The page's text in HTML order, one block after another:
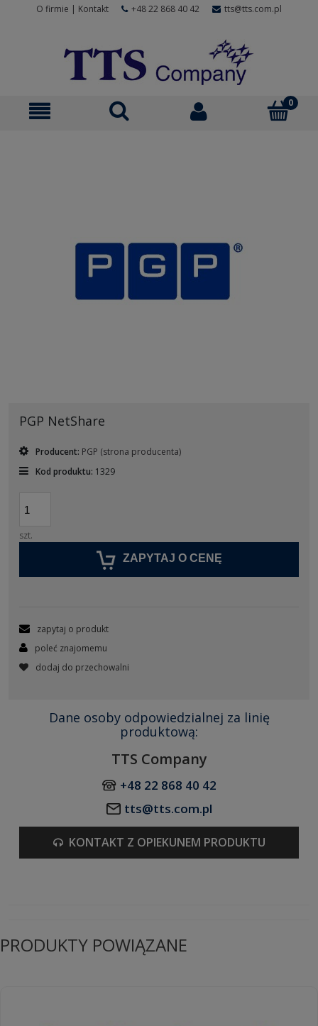
O firmie | Kontakt +48 22 868 40 42 tts@tts.com.pl
PGP NetShare
Producent: PGP (strona producenta)
Kod produktu: 1329
szt.
ZAPYTAJ O CENĘ
zapytaj o produkt
poleć znajomemu
dodaj do przechowalni
Dane osoby odpowiedzialnej za linię
produktową:
TTS Company
+48 22 868 40 42
tts@tts.com.pl
KONTAKT Z OPIEKUNEM PRODUKTU
PRODUKTY POWIĄZANE